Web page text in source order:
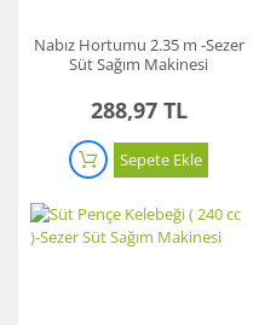
Nabız Hortumu 2.35 m -Sezer
Süt Sağım Makinesi
288,97 TL
Sepete Ekle